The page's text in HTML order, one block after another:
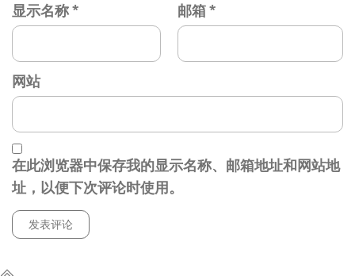
显示名称* 邮箱*
网站
在此浏览器中保存我的显示名称、邮箱地址和网站地
址，以便下次评论时使用。